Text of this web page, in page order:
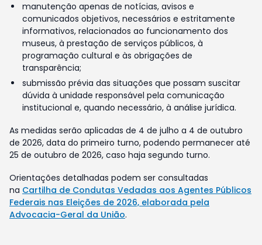
manutenção apenas de notícias, avisos e
comunicados objetivos, necessários e estritamente
informativos, relacionados ao funcionamento dos
museus, à prestação de serviços públicos, à
programação cultural e às obrigações de
transparência;
submissão prévia das situações que possam suscitar
dúvida à unidade responsável pela comunicação
institucional e, quando necessário, à análise jurídica.
As medidas serão aplicadas de 4 de julho a 4 de outubro
de 2026, data do primeiro turno, podendo permanecer até
25 de outubro de 2026, caso haja segundo turno.
Orientações detalhadas podem ser consultadas
na Cartilha de Condutas Vedadas aos Agentes Públicos
Federais nas Eleições de 2026, elaborada pela
Advocacia-Geral da União.